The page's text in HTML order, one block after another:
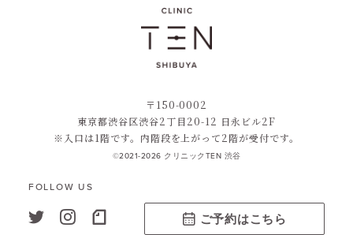
〒150-0002
東京都渋谷区渋谷2丁目20-12 日永ビル2F
※入口は1階です。内階段を上がって2階が受付です。
©2021-2026 クリニックTEN 渋谷
FOLLOW US
ご予約はこちら